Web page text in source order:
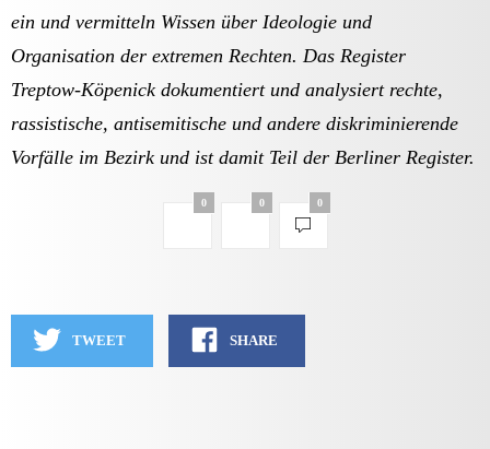
ein und vermitteln Wissen über Ideologie und
Organisation der extremen Rechten. Das Register
Treptow-Köpenick dokumentiert und analysiert rechte,
rassistische, antisemitische und andere diskriminierende
Vorfälle im Bezirk und ist damit Teil der Berliner Register.
0 0 0
TWEET SHARE